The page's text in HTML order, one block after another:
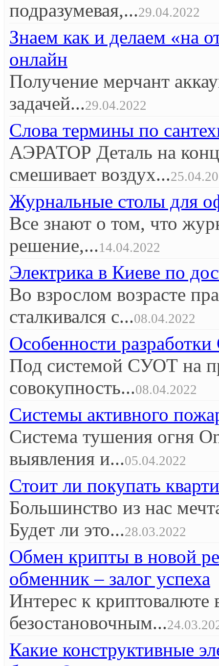
подразумевая,...29.04.2022
Знаем как и делаем «на
онлайн
Получение мерчант
задачей...29.04.2022
Слова термины по
АЭРАТОР Деталь на
смешивает воздух...
Журнальные столы для
Все знают о том, что
решение,...14.04.2022
Электрика в Киеве по
Во взрослом возрасте
сталкивался с...08.04.2022
Особенности
Под системой СУОТ на
совокупность...08.04.2022
Системы активного
Система тушения огня
выявления и...05.04.2022
Стоит ли покупать
Большинство из нас
Будет ли это...28.03.2022
Обмен крипты в новой
обменник – залог успеха
Интерес к криптовалюте
безостановочным...
Какие конструктивные